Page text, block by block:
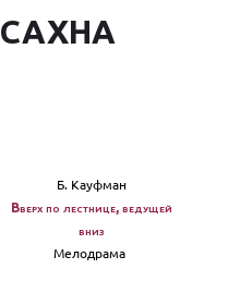
САХНА
Б. Кауфман
Вверх по лестнице, ведущей
вниз
Мелодрама